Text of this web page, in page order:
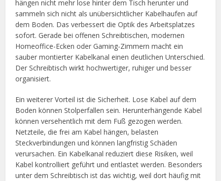
hängen nicht mehr lose hinter dem Tisch herunter und
sammeln sich nicht als unübersichtlicher Kabelhaufen auf
dem Boden. Das verbessert die Optik des Arbeitsplatzes
sofort. Gerade bei offenen Schreibtischen, modernen
Homeoffice-Ecken oder Gaming-Zimmern macht ein
sauber montierter Kabelkanal einen deutlichen Unterschied.
Der Schreibtisch wirkt hochwertiger, ruhiger und besser
organisiert.
Ein weiterer Vorteil ist die Sicherheit. Lose Kabel auf dem
Boden können Stolperfallen sein. Herunterhängende Kabel
können versehentlich mit dem Fuß gezogen werden.
Netzteile, die frei am Kabel hängen, belasten
Steckverbindungen und können langfristig Schäden
verursachen. Ein Kabelkanal reduziert diese Risiken, weil
Kabel kontrolliert geführt und entlastet werden. Besonders
unter dem Schreibtisch ist das wichtig, weil dort häufig mit